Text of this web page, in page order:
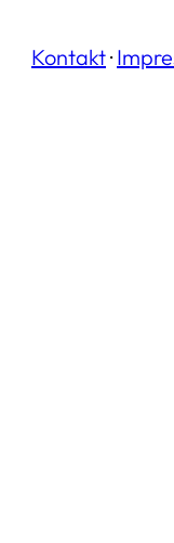
Kontakt·